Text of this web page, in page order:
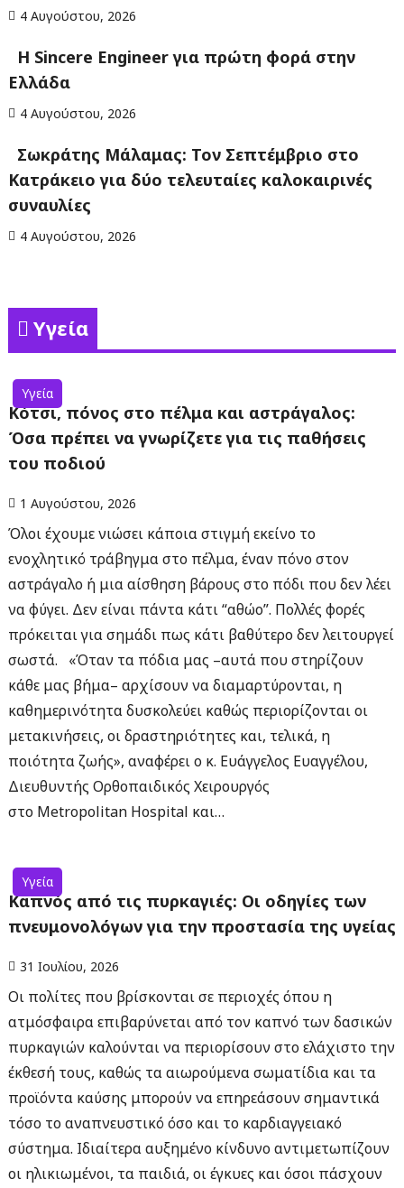
4 Αυγούστου, 2026
Η Sincere Engineer για πρώτη φορά στην
Ελλάδα
4 Αυγούστου, 2026
Σωκράτης Μάλαμας: Τον Σεπτέμβριο στο
Κατράκειο για δύο τελευταίες καλοκαιρινές
συναυλίες
4 Αυγούστου, 2026
Υγεία
Υγεία
Κότσι, πόνος στο πέλμα και αστράγαλος:
Όσα πρέπει να γνωρίζετε για τις παθήσεις
του ποδιού
1 Αυγούστου, 2026
Όλοι έχουμε νιώσει κάποια στιγμή εκείνο το
ενοχλητικό τράβηγμα στο πέλμα, έναν πόνο στον
αστράγαλο ή μια αίσθηση βάρους στο πόδι που δεν λέει
να φύγει. Δεν είναι πάντα κάτι “αθώο”. Πολλές φορές
πρόκειται για σημάδι πως κάτι βαθύτερο δεν λειτουργεί
σωστά. «Όταν τα πόδια μας –αυτά που στηρίζουν
κάθε μας βήμα– αρχίσουν να διαμαρτύρονται, η
καθημερινότητα δυσκολεύει καθώς περιορίζονται οι
μετακινήσεις, οι δραστηριότητες και, τελικά, η
ποιότητα ζωής», αναφέρει ο κ. Ευάγγελος Ευαγγέλου,
Διευθυντής Ορθοπαιδικός Χειρουργός
στο Metropolitan Hospital και…
Υγεία
Καπνός από τις πυρκαγιές: Οι οδηγίες των
πνευμονολόγων για την προστασία της υγείας
31 Ιουλίου, 2026
Οι πολίτες που βρίσκονται σε περιοχές όπου η
ατμόσφαιρα επιβαρύνεται από τον καπνό των δασικών
πυρκαγιών καλούνται να περιορίσουν στο ελάχιστο την
έκθεσή τους, καθώς τα αιωρούμενα σωματίδια και τα
προϊόντα καύσης μπορούν να επηρεάσουν σημαντικά
τόσο το αναπνευστικό όσο και το καρδιαγγειακό
σύστημα. Ιδιαίτερα αυξημένο κίνδυνο αντιμετωπίζουν
οι ηλικιωμένοι, τα παιδιά, οι έγκυες και όσοι πάσχουν